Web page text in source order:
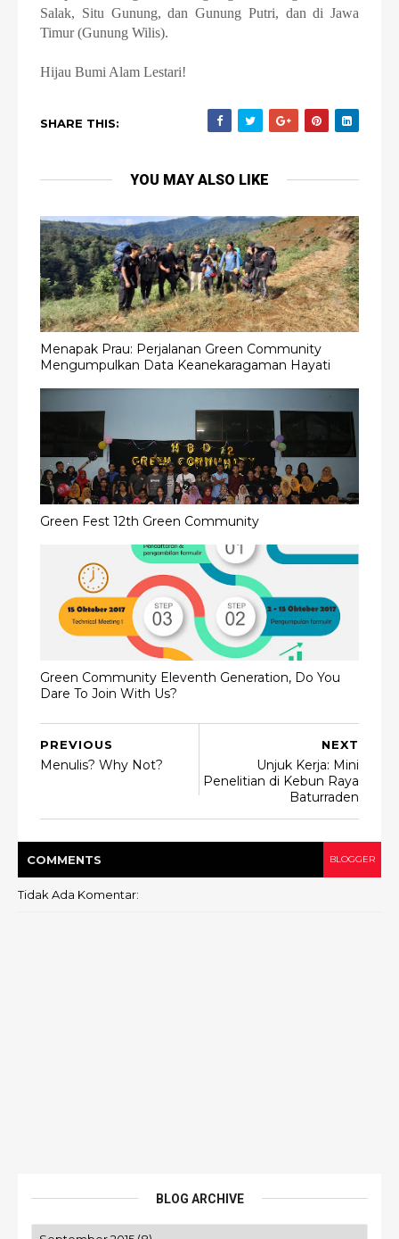
Salak, Situ Gunung, dan Gunung Putri, dan di Jawa
Timur (Gunung Wilis).
Hijau Bumi Alam Lestari!
SHARE THIS:
YOU MAY ALSO LIKE
Menapak Prau: Perjalanan Green Community
Mengumpulkan Data Keanekaragaman Hayati
Green Fest 12th Green Community
Green Community Eleventh Generation, Do You
Dare To Join With Us?
NEXT
Unjuk Kerja: Mini
Penelitian di Kebun Raya
Baturraden
PREVIOUS
Menulis? Why Not?
COMMENTS BLOGGER
Tidak Ada Komentar:
BLOG ARCHIVE